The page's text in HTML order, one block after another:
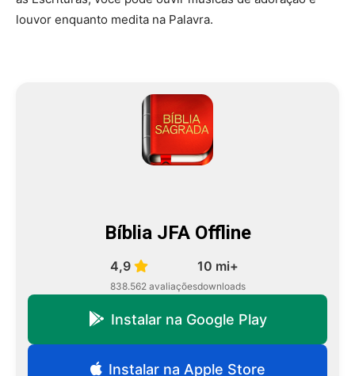
louvor enquanto medita na Palavra.
Bíblia JFA Offline
4,9
838.562 avaliações
10 mi+
downloads
Instalar na Google Play
Instalar na Apple Store